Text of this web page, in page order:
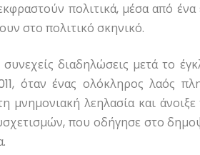
πολιτικά, μέσα από ένα
στο πολιτικό σκηνικό.
συνεχείς διαδηλώσεις μετά το
όταν ένας ολόκληρος λαός
μνημονιακή λεηλασία και
που οδήγησε στο